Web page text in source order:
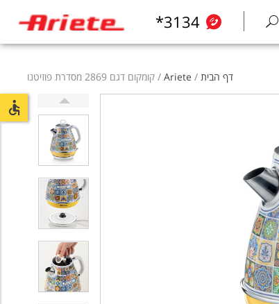
*3134
דף הבית /
Ariete / קומקום דגם 2869 מסדרת פוזיטנו